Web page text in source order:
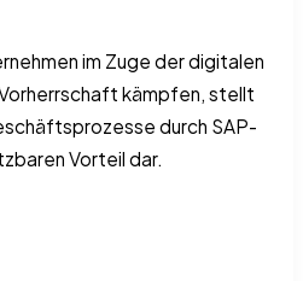
im Zuge der digitalen
kämpfen, stellt
durch SAP-
Vorteil dar.